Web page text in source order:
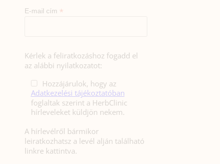
E-mail cím *
Kérlek a feliratkozáshoz fogadd el
az alábbi nyilatkozatot:
Hozzájárulok, hogy az
Adatkezelési tájékoztatóban
foglaltak szerint a HerbClinic
hírleveleket küldjön nekem.
A hírlevélről bármikor
leiratkozhatsz a levél alján található
linkre kattintva.